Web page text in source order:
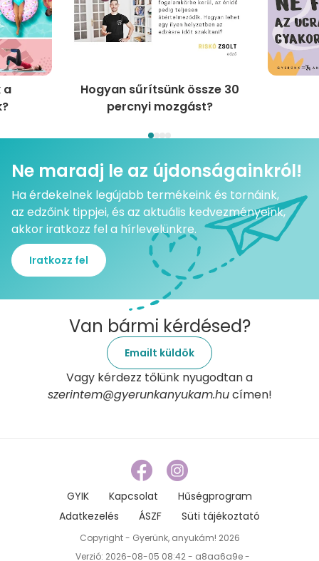
a
Hogyan sűrítsünk össze 30
percnyi mozgást?
Ne maradj le az újdonságainkról!
Ha érdekelnek legújabb termékeink és tornáink,
az edzőink tippjei, és az aktuális kedvezményeink,
akkor iratkozz fel a hírlevelünkre.
Iratkozz fel
Van bármi kérdésed?
Emailt küldök
Vagy kérdezz tőlünk nyugodtan a
szerintem@gyerunkanyukam.hucímen!
GYIK Kapcsolat
Hűségprogram
Adatkezelés
ÁSZF Süti tájékoztató
Copyright - Gyerünk, anyukám! 2026
Verzió: 2026-08-05 08:42 - a8aa6a9e -